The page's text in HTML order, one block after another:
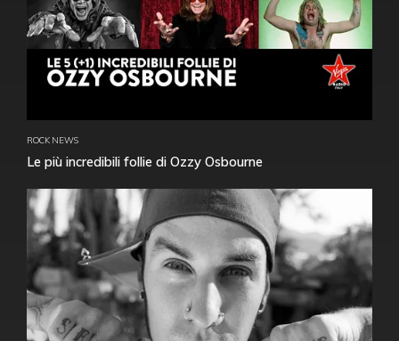
ROCK NEWS
Le più incredibili follie di Ozzy Osbourne